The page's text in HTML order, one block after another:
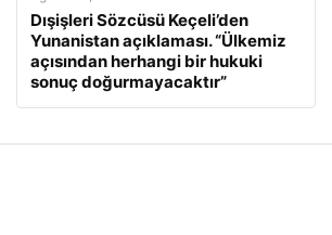
Dışişleri Sözcüsü Keçeli’den
Yunanistan açıklaması. “Ülkemiz
açısından herhangi bir hukuki
sonuç doğurmayacaktır”